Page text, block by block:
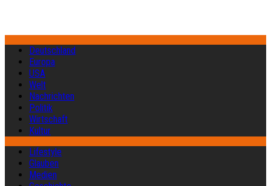
Deutschland
Europa
USA
Welt
Nachrichten
Politik
Wirtschaft
Kultur
Lifestyle
Glauben
Medien